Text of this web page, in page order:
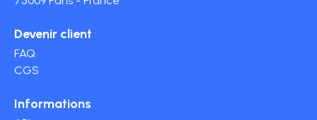
Devenir client
FAQ
CGS
Informations